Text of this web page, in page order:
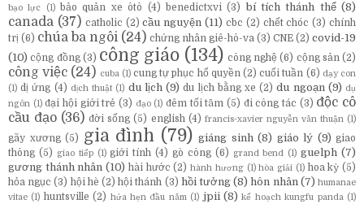
bạo lực (1) bảo quản xe ôtô (4) benedictxvi (3) bí tích thánh thể (8)
canada (37) catholic (2) cầu nguyện (11) cbc (2) chết chóc (3) chính
trị (6) chúa ba ngôi (24) chứng nhân giê-hô-va (3) CNE (2) covid-19
(10) cộng đồng (3) công giáo (134) công nghệ (6) cộng sản (2)
công việc (24) cuba (1) cung tự phục hổ quyền (2) cuối tuần (6) dạy con
(1) dị ứng (4) dịch thuật (1) du lịch (9) du lịch bằng xe (2) du ngoạn (9) dụ
ngôn (1) đại hội giới trẻ (3) đạo (1) đêm tối tăm (5) đi công tác (3) độc cô
cầu đạo (36) đời sống (5) english (4) francis-xavier nguyễn văn thuận (1)
gãy xương (5) gia đình (79) giáng sinh (8) giáo lý (9) giao
thông (5) giao tiếp (1) giới tính (4) gò công (6) grand bend (1) guelph (7)
gương thánh nhân (10) hài hước (2) hành hương (1) hòa giải (1) hoa kỳ (5)
hỏa ngục (3) hội hè (2) hội thánh (3) hồi tưởng (8) hôn nhân (7) humanae
vitae (1) huntsville (2) hứa hẹn đầu năm (1) jpii (8) kế hoạch kungfu panda (1)